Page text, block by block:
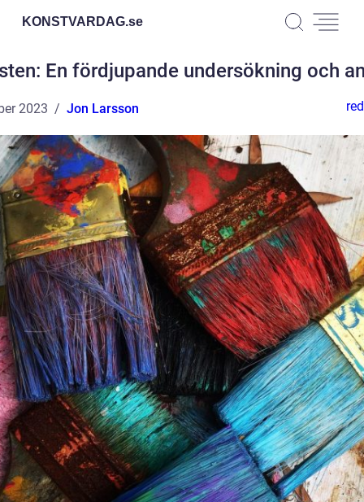
KONSTVARDAG.se
En fördjupande undersökning och
2023 Jon Larsson